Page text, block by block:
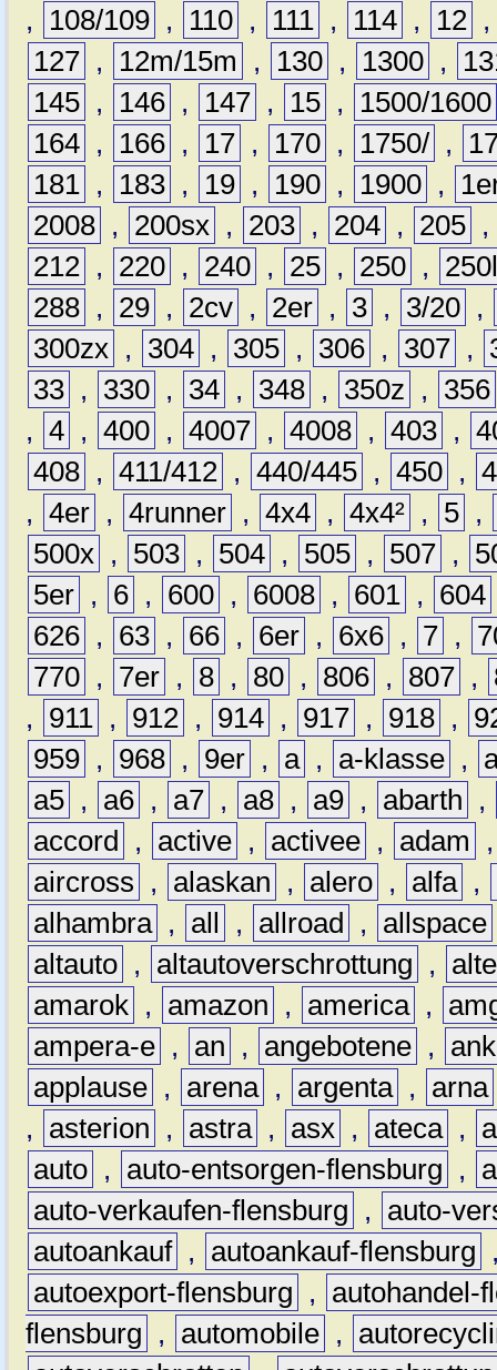
,
108/109 , 110 , 111 , 114 , 12
127 , 12m/15m , 130 , 1300 ,
145 , 146 , 147 , 15 ,
1500/1600
164 , 166 , 17 , 170 , 1750/ ,
181 , 183 , 19 , 190 , 1900 ,
2008 , 200sx , 203 , 204 , 205 ,
212 , 220 , 240 , 25 , 250 ,
288 , 29 , 2cv , 2er , 3 , 3/20 ,
300zx , 304 , 305 , 306 , 307 ,
33 , 330 , 34 , 348 , 350z ,
356
, 4 , 400 , 4007 , 4008 , 403 ,
408 , 411/412 , 440/445 , 450 ,
, 4er , 4runner , 4x4 , 4x4² , 5 ,
500x , 503 , 504 , 505 , 507 ,
5er , 6 , 600 , 6008 , 601 , 604
626 , 63 , 66 , 6er , 6x6 , 7 ,
770 , 7er , 8 , 80 , 806 , 807 ,
,
911 , 912 , 914 , 917 , 918 ,
959 , 968 , 9er , a , a-klasse ,
a5 , a6 , a7 , a8 , a9 , abarth
,
accord
, active , activee , adam
aircross
, alaskan , alero , alfa ,
alhambra , all , allroad , allspace
altauto , altautoverschrottung ,
amarok , amazon , america ,
ampera-e , an , angebotene ,
applause , arena , argenta , arna
,
asterion , astra , asx , ateca ,
auto , auto-entsorgen-flensburg ,
auto-verkaufen-flensburg
,
auto-
autoankauf , autoankauf-flensburg
autoexport-flensburg
,
autohandel-
flensburg
, automobile ,